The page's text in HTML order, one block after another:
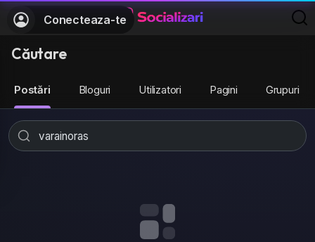
Conecteaza-te
Căutare
Postări Bloguri Utilizatori Pagini Grupuri